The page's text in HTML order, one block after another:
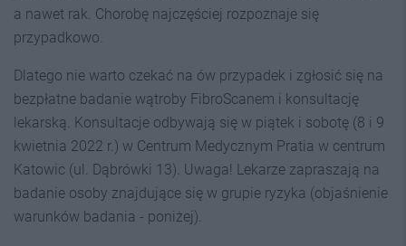
a nawet rak. Chorobę najczęściej rozpoznaje się
przypadkowo.
Dlatego nie warto czekać na ów przypadek i zgłosić się na
bezpłatne badanie wątroby FibroScanem i konsultację
lekarską. Konsultacje odbywają się w piątek i sobotę (8 i 9
kwietnia 2022 r.) w Centrum Medycznym Pratia w centrum
Katowic (ul. Dąbrówki 13). Uwaga! Lekarze zapraszają na
badanie osoby znajdujące się w grupie ryzyka (objaśnienie
warunków badania - poniżej).